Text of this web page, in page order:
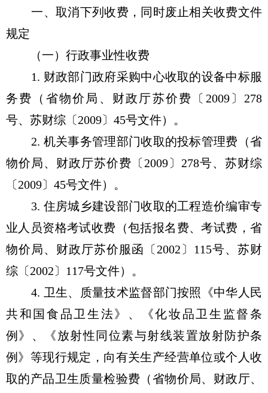
一、取消下列收费，同时废止相关收费文件
规定
（一）行政事业性收费
1. 财政部门政府采购中心收取的设备中标服
务费（省物价局、财政厅苏价费〔2009〕278
号、苏财综〔2009〕45号文件）。
2. 机关事务管理部门收取的投标管理费（省
物价局、财政厅苏价费〔2009〕278号、苏财综
〔2009〕45号文件）。
3. 住房城乡建设部门收取的工程造价编审专
业人员资格考试收费（包括报名费、考试费，省
物价局、财政厅苏价服函〔2002〕115号、苏财
综〔2002〕117号文件）。
4. 卫生、质量技术监督部门按照《中华人民
共和国食品卫生法》、《化妆品卫生监督条
例》、《放射性同位素与射线装置放射防护条
例》等现行规定，向有关生产经营单位或个人收
取的产品卫生质量检验费（省物价局、财政厅、